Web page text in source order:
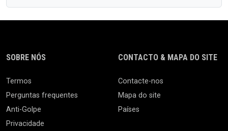
SOBRE NÓS
Termos
Perguntas frequentes
Anti-Golpe
Privacidade
CONTACTO & MAPA DO SITE
Contacte-nos
Mapa do site
Países